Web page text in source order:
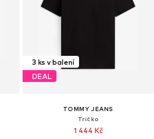
3 ks v balení
DEAL
TOMMY JEANS
Tričko
1 444 Kč